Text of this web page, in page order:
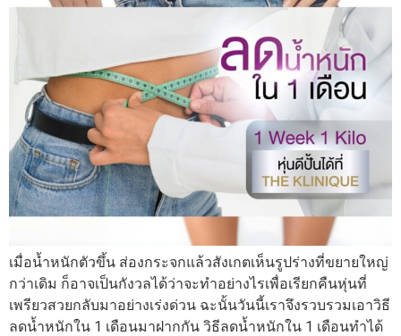
เมื่อน้ำหนักตัวขึ้น ส่องกระจกแล้วสังเกตเห็นรูปร่างที่ขยายใหญ่
กว่าเดิม ก็อาจเป็นกังวลได้ว่าจะทำอย่างไรเพื่อเรียกคืนหุ่นที่
เพรียวสวยกลับมาอย่างเร่งด่วน ฉะนั้นวันนี้เราจึงรวบรวมเอาวิธี
ลดน้ำหนักใน 1 เดือนมาฝากกัน วิธีลดน้ำหนักใน 1 เดือนทำได้